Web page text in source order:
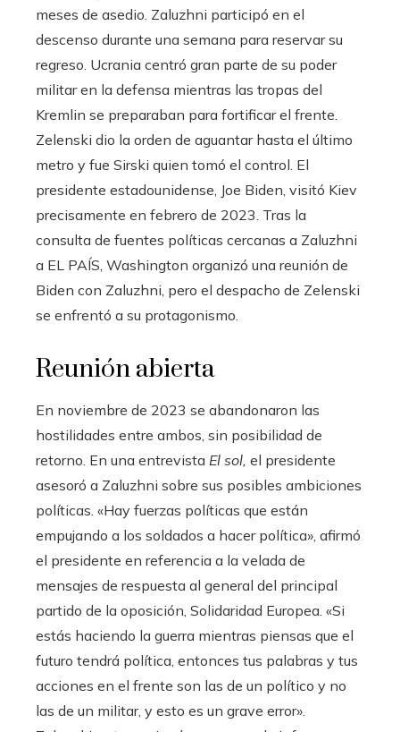
meses de asedio. Zaluzhni participó en el
descenso durante una semana para reservar su
regreso. Ucrania centró gran parte de su poder
militar en la defensa mientras las tropas del
Kremlin se preparaban para fortificar el frente.
Zelenski dio la orden de aguantar hasta el último
metro y fue Sirski quien tomó el control. El
presidente estadounidense, Joe Biden, visitó Kiev
precisamente en febrero de 2023. Tras la
consulta de fuentes políticas cercanas a Zaluzhni
a EL PAÍS, Washington organizó una reunión de
Biden con Zaluzhni, pero el despacho de Zelenski
se enfrentó a su protagonismo.
Reunión abierta
En noviembre de 2023 se abandonaron las
hostilidades entre ambos, sin posibilidad de
retorno. En una entrevista El sol, el presidente
asesoró a Zaluzhni sobre sus posibles ambiciones
políticas. «Hay fuerzas políticas que están
empujando a los soldados a hacer política», afirmó
el presidente en referencia a la velada de
mensajes de respuesta al general del principal
partido de la oposición, Solidaridad Europea. «Si
estás haciendo la guerra mientras piensas que el
futuro tendrá política, entonces tus palabras y tus
acciones en el frente son las de un político y no
las de un militar, y esto es un grave error».